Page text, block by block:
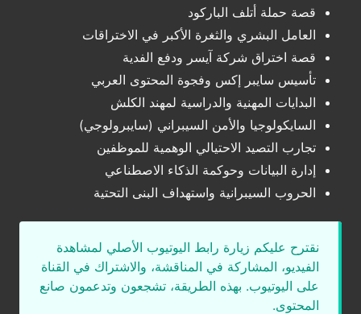
قصة حملة أتلف الباركود
العامل البشري والثغرة الأكبر في الاختراقات
قصة اختراق شركة آيسر ودفع الفدية
تأسيس سايبر إكس وفجوة المحتوى العربي
البدايات المهنية والدراسية لمهند الكلش
السايكولوجيا والأمن السيبراني (سايبرولوجي)
تجارب التصيد الاحتيالي الوهمية للموظفين
إدارة البيانات وحوكمة الذكاء الاصطناعي
الحروب السيبرانية واستهداف البنى التحتية
نقترح عليكم زيارة رابط اليوتيوب الأصلي لمشاهدة
الفيديو، المشاركة في المناقشة، والاشتراك في القناة
على اليوتيوب. بهذه الطريقة، تشجعون وتدعمون صانع
المحتوى.